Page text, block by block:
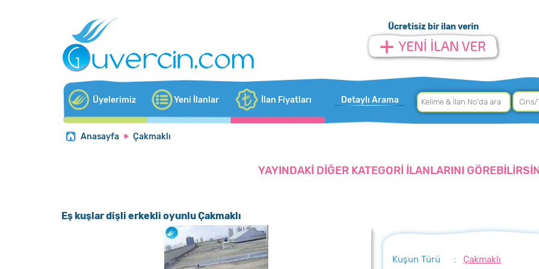
Ücretisiz bir ilan verin
Üyelerimiz Yeni İlanlar İlan Fiyatları Detaylı Arama
Anasayfa Çakmaklı
YAYINDAKİ DİĞER KATEGORİ İLANLARINI
Eş kuşlar dişli erkekli oyunlu Çakmaklı
Kuşun Türü : Çakmaklı